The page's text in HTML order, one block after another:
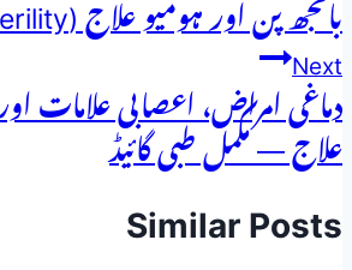
کی
نیویگیشن
بانجھ پن اور ہومیو علاج (Sterility)
Next
دماغی امراض، اعصابی علامات
علاج — مکمل طبی گائیڈ
Similar Posts